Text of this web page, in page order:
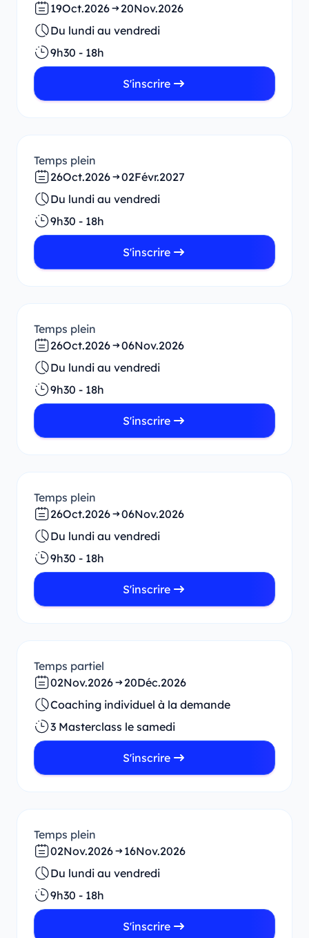
19Oct.2026 20Nov.2026
Du lundi au vendredi
9h30 - 18h
S'inscrire
Temps plein
26Oct.2026 02Févr.2027
Du lundi au vendredi
9h30 - 18h
S'inscrire
Temps plein
26Oct.2026 06Nov.2026
Du lundi au vendredi
9h30 - 18h
S'inscrire
Temps plein
26Oct.2026 06Nov.2026
Du lundi au vendredi
9h30 - 18h
S'inscrire
Temps partiel
02Nov.2026 20Déc.2026
Coaching individuel à la demande
3 Masterclass le samedi
S'inscrire
Temps plein
02Nov.2026 16Nov.2026
Du lundi au vendredi
9h30 - 18h
S'inscrire